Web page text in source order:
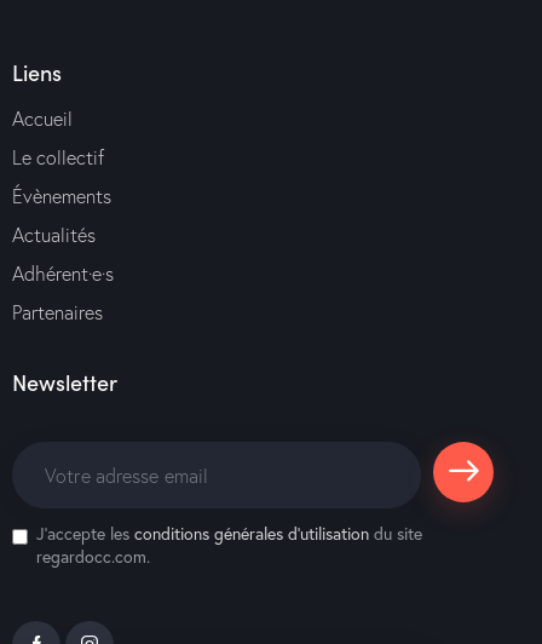
Liens
Accueil
Le collectif
Évènements
Actualités
Adhérent·e·s
Partenaires
Newsletter
S'abonne
J'accepte les conditions générales d’utilisation du site
regardocc.com.